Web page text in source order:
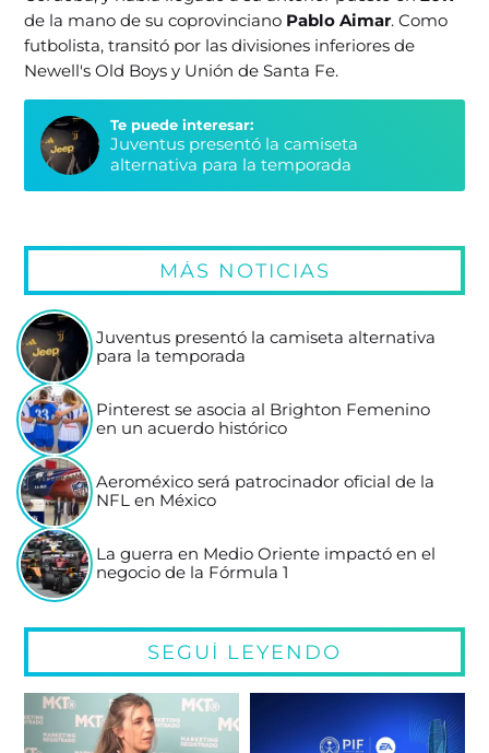
de la mano de su coprovinciano Pablo Aimar. Como
futbolista, transitó por las divisiones inferiores de
Newell's Old Boys y Unión de Santa Fe.
Te puede interesar:
Juventus presentó la camiseta
alternativa para la temporada
MÁS NOTICIAS
Juventus presentó la camiseta alternativa
para la temporada
Pinterest se asocia al Brighton Femenino
en un acuerdo histórico
Aeroméxico será patrocinador oficial de la
NFL en México
La guerra en Medio Oriente impactó en el
negocio de la Fórmula 1
SEGUÍ LEYENDO